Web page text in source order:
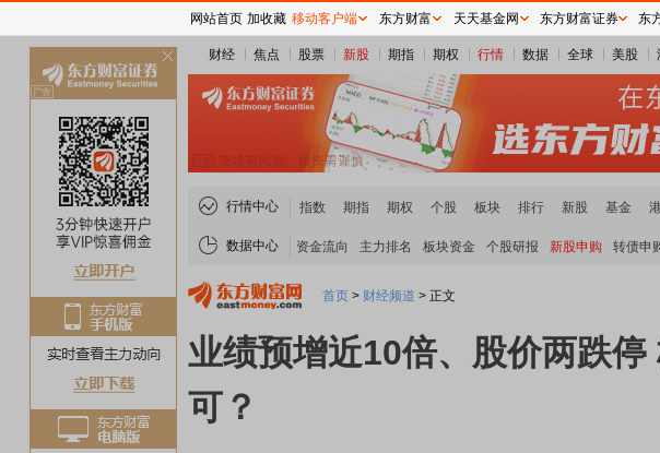
财经 焦点 股票 新股 期指 期权 行情 数据 全球 美股
行情中心 指数 期指 期权 个股 板块 排行 新股 基金
数据中心 资金流向 主力排名 板块资金 个股研报 新股申购 转债申
首页 > 财经频道 > 正文
业绩预增近10倍、股价两跌
可？
网站首页 加收藏 移动客户端 东方财富 天天基金网 东方财富证券 东
关